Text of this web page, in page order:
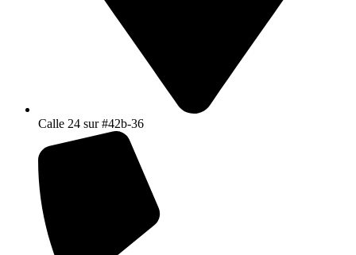
Calle 24 sur #42b-36